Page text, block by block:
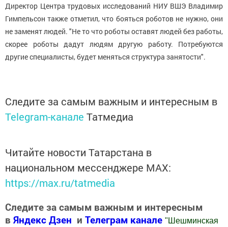
Директор Центра трудовых исследований НИУ ВШЭ Владимир
Гимпельсон также отметил, что бояться роботов не нужно, они
не заменят людей. "Не то что роботы оставят людей без работы,
скорее роботы дадут людям другую работу. Потребуются
другие специалисты, будет меняться структура занятости".
Следите за самым важным и интересным в
Telegram-канале Татмедиа
Читайте новости Татарстана в
национальном мессенджере MАХ:
https://max.ru/tatmedia
Следите за самым важным и интересным
в Яндекс Дзен и Телеграм канале "Шешминская